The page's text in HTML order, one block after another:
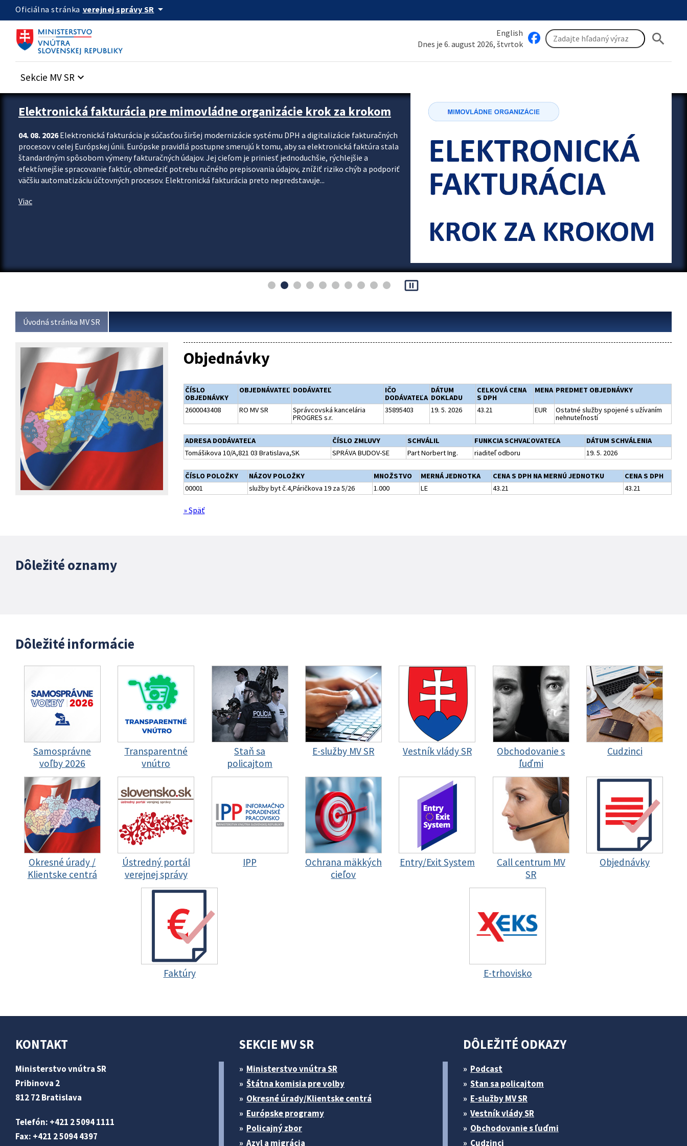
Preskocit na hlavný obsah
Oficiálna stránka verejnej správy SR arrow_drop_down
English
Dnes je 6. august 2026, štvrtok
search
Sekcie MV SR keyboard_arrow_down
Zastavit automatický posun upútavok
Elektronická fakturácia pre mimovládne organizácie krok za krokom
04. 08. 2026Elektronická fakturácia je súčasťou širšej modernizácie systému DPH a digitalizácie fakturačných
procesov v celej Európskej únii. Európske pravidlá postupne smerujú k tomu, aby sa elektronická faktúra stala
štandardným spôsobom výmeny fakturačných údajov. Jej cieľom je priniesť jednoduchšie, rýchlejšie a
efektívnejšie spracovanie faktúr, obmedziť potrebu ručného prepisovania údajov, znížiť riziko chýb a podporiť
väčšiu automatizáciu účtovných procesov. Elektronická fakturácia preto nepredstavuje...
Viac
pause_presentation
Úvodná stránka MV SR
Objednávky
ČÍSLO
OBJEDNÁVKY
OBJEDNÁVATEĽ DODÁVATEĽ
IČO
DODÁVATEĽA
DÁTUM
DOKLADU
CELKOVÁ CENA
S DPH
MENA PREDMET OBJEDNÁVKY
2600043408 RO MV SR
Správcovská kancelária
PROGRES s.r.
35895403 19. 5. 2026 43.21 EUR
Ostatné služby spojené s užívaním
nehnuteľností
ADRESA DODÁVATEĽA ČÍSLO ZMLUVY SCHVÁLIL FUNKCIA SCHVAĽOVATEĽA
DÁTUM SCHVÁLENIA
Tomášikova 10/A,821 03 Bratislava,SK
SPRÁVA BUDOV-SE Part Norbert Ing. riaditeľ odboru 19. 5. 2026
ČÍSLO POLOŽKY NÁZOV POLOŽKY MNOŽSTVO MERNÁ JEDNOTKA CENA S DPH NA MERNÚ JEDNOTKU
CENA S DPH
00001
služby byt č.4,Páričkova 19 za 5/26 1.000 LE 43.21 43.21
» Späť
Dôležité oznamy
Dôležité informácie
Samosprávne
voľby 2026
Transparentné
vnútro
Staň sa
policajtom
E-služby MV SR Vestník vlády SR
Obchodovanie s
ľuďmi
Cudzinci
Okresné úrady /
Klientske centrá
Ústredný portál
verejnej správy
IPP
Ochrana mäkkých
cieľov
Entry/Exit System
Call centrum MV
SR
Objednávky
Faktúry E-trhovisko
KONTAKT
Ministerstvo vnútra SR
Pribinova 2
812 72 Bratislava
Telefón: +421 2 5094 1111
Fax: +421 2 5094 4397
SEKCIE MV SR
Ministerstvo vnútra SR
Štátna komisia pre volby
Okresné úrady/Klientske centrá
Európske programy
Policajný zbor
Azyl a migrácia
DÔLEŽITÉ ODKAZY
Podcast
Stan sa policajtom
E-služby MV SR
Vestník vlády SR
Obchodovanie s ľuďmi
Cudzinci